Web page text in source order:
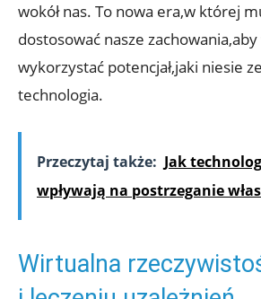
wokół nas. To nowa era,w której⁤
dostosować nasze zachowania,aby
wykorzystać ⁢potencjał,jaki niesie
technologia.
Przeczytaj także: Jak
wpływają na postrzeganie
Wirtualna